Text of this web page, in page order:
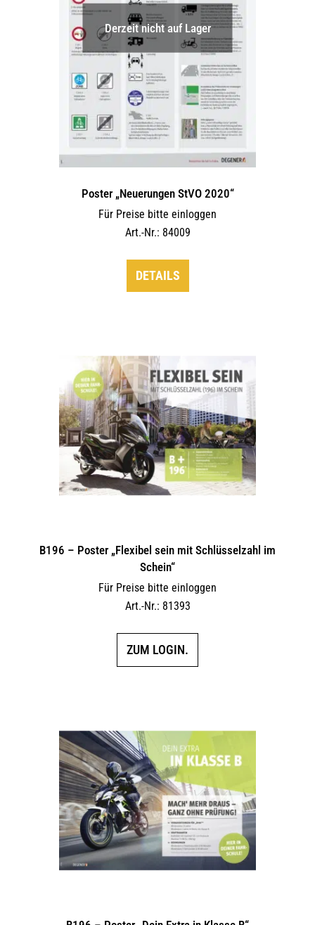
der
Produktseite
gewählt
werden
Derzeit nicht auf Lager
Poster „Neuerungen StVO 2020“
Für Preise bitte einloggen
Art.-Nr.: 84009
DETAILS
B196 – Poster „Flexibel sein mit Schlüsselzahl im
Schein“
Für Preise bitte einloggen
Art.-Nr.: 81393
ZUM LOGIN.